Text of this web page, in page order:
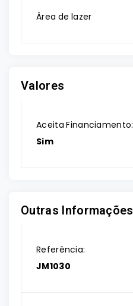
Área de lazer
Valores
Aceita Financiamento:
Sim
Outras Informações
Referência:
JM1030